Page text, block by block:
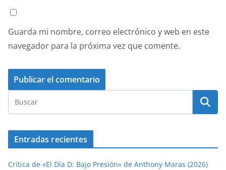
Guarda mi nombre, correo electrónico y web en este
navegador para la próxima vez que comente.
Entradas recientes
Crítica de «El Día D: Bajo Presión» de Anthony Maras (2026)